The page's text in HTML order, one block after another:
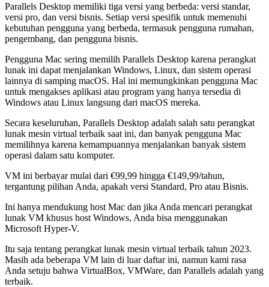
Parallels Desktop memiliki tiga versi yang berbeda: versi standar,
versi pro, dan versi bisnis. Setiap versi spesifik untuk memenuhi
kebutuhan pengguna yang berbeda, termasuk pengguna rumahan,
pengembang, dan pengguna bisnis.
Pengguna Mac sering memilih Parallels Desktop karena perangkat
lunak ini dapat menjalankan Windows, Linux, dan sistem operasi
lainnya di samping macOS. Hal ini memungkinkan pengguna Mac
untuk mengakses aplikasi atau program yang hanya tersedia di
Windows atau Linux langsung dari macOS mereka.
Secara keseluruhan, Parallels Desktop adalah salah satu perangkat
lunak mesin virtual terbaik saat ini, dan banyak pengguna Mac
memilihnya karena kemampuannya menjalankan banyak sistem
operasi dalam satu komputer.
VM ini berbayar mulai dari €99,99 hingga €149,99/tahun,
tergantung pilihan Anda, apakah versi Standard, Pro atau Bisnis.
Ini hanya mendukung host Mac dan jika Anda mencari perangkat
lunak VM khusus host Windows, Anda bisa menggunakan
Microsoft Hyper-V.
Itu saja tentang perangkat lunak mesin virtual terbaik tahun 2023.
Masih ada beberapa VM lain di luar daftar ini, namun kami rasa
Anda setuju bahwa VirtualBox, VMWare, dan Parallels adalah yang
terbaik.